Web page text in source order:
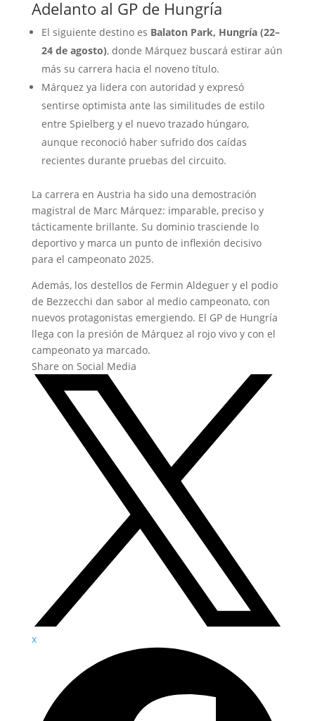
Adelanto al GP de Hungría
El siguiente destino es Balaton Park, Hungría (22–
24 de agosto), donde Márquez buscará estirar aún
más su carrera hacia el noveno título.
Márquez ya lidera con autoridad y expresó
sentirse optimista ante las similitudes de estilo
entre Spielberg y el nuevo trazado húngaro,
aunque reconoció haber sufrido dos caídas
recientes durante pruebas del circuito.
La carrera en Austria ha sido una demostración
magistral de Marc Márquez: imparable, preciso y
tácticamente brillante. Su dominio trasciende lo
deportivo y marca un punto de inflexión decisivo
para el campeonato 2025.
Además, los destellos de Fermin Aldeguer y el podio
de Bezzecchi dan sabor al medio campeonato, con
nuevos protagonistas emergiendo. El GP de Hungría
llega con la presión de Márquez al rojo vivo y con el
campeonato ya marcado.
Share on Social Media
x